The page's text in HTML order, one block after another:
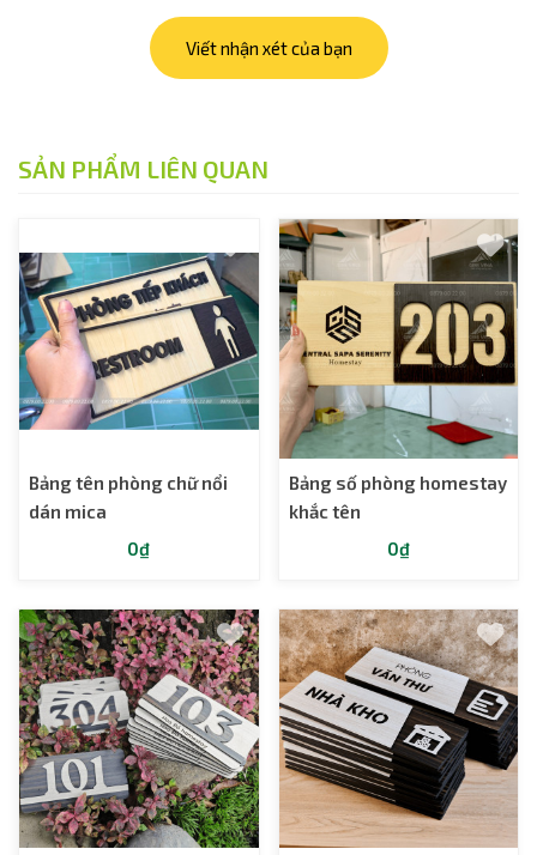
Viết nhận xét của bạn
SẢN PHẨM LIÊN QUAN
Bảng tên phòng chữ nổi
dán mica
0₫
Bảng số phòng homestay
khắc tên
0₫